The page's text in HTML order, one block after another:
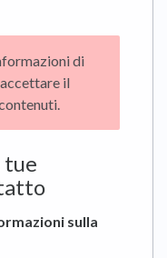
di
il
tue
sulla